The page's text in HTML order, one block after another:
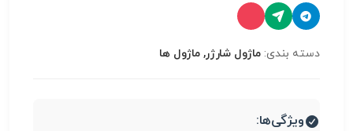
دسته بندی: ماژول شارژر, ماژول ها
ویژگی‌ها: